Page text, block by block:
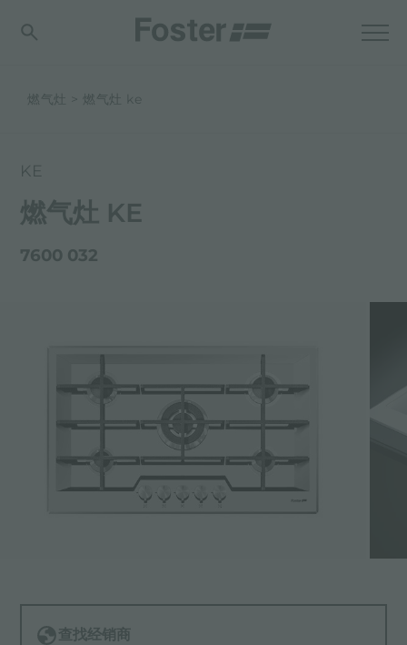
燃气灶 燃气灶 ke
KE
燃气灶 KE
7600 032
查找经销商